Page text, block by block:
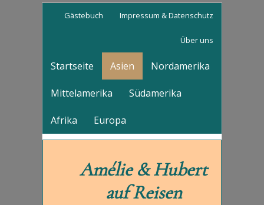
Impressum & Datenschutz
Gästebuch
Über uns
Startseite Asien Nordamerika
Mittelamerika Südamerika
Afrika Europa
Amélie & Hubert
auf Reisen